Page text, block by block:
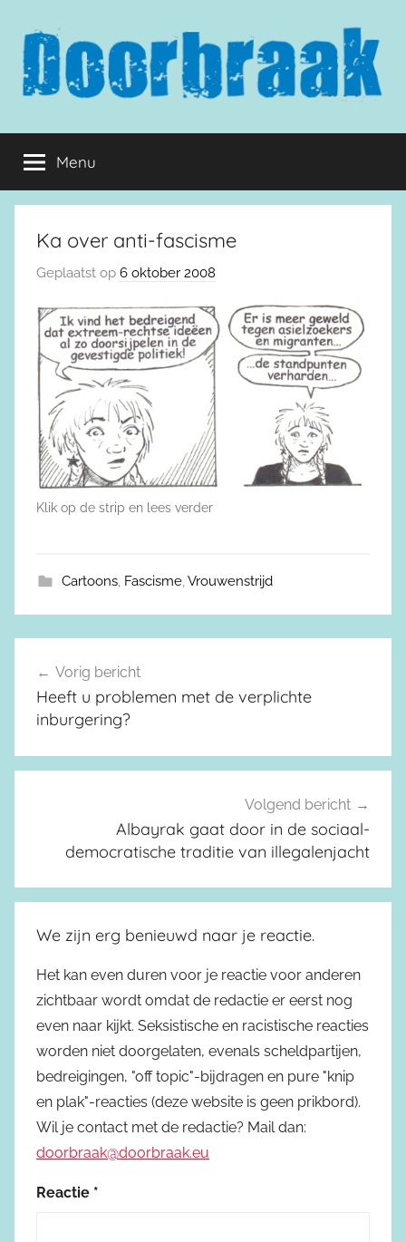
inhoud
springen
Doorbraak.eu
Menu
Ka over anti-fascisme
Geplaatst op 6 oktober 2008
Klik op de strip en lees verder
Cartoons, Fascisme,Vrouwenstrijd
Berichtnavigatie
Vorig bericht
Heeft u problemen met de verplichte
inburgering?
Volgend bericht
Albayrak gaat door in de sociaal-
democratische traditie van illegalenjacht
We zijn erg benieuwd naar je reactie.
Het kan even duren voor je reactie voor anderen
zichtbaar wordt omdat de redactie er eerst nog
even naar kijkt. Seksistische en racistische reacties
worden niet doorgelaten, evenals scheldpartijen,
bedreigingen, "off topic"-bijdragen en pure "knip
en plak"-reacties (deze website is geen prikbord).
Wil je contact met de redactie? Mail dan:
doorbraak@doorbraak.eu
Reactie *